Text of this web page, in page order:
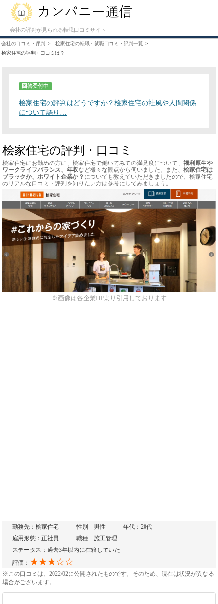
会社の評判が見られる転職口コミサイト
会社の口コミ・評判
桧家住宅の転職・就職口コミ・評判一覧
桧家住宅の評判・口コミは？
回答受付中
桧家住宅の評判はどうですか？桧家住宅の社風や人間関係
について語り…
桧家住宅の評判・口コミ
桧家住宅にお勤めの方に、桧家住宅で働いてみての満足度について、 福利厚生や
ワークライフバランス、年収など様々な観点から伺いました。また、 桧家住宅は
ブラックか、ホワイト企業か？ についても教えていただきましたので、桧家住宅
のリアルな口コミ・評判を知りたい方は参考にしてみましょう。
※画像は各企業HPより引用しております
勤務先：桧家住宅 性別：男性
年代：20代
雇用形態：正社員
職種：施工管理
ステータス：過去3年以内に在籍していた
評価： ★★★☆☆
※この口コミは、2022/02に公開されたものです。そのため、現在は状況が異なる
場合がございます。